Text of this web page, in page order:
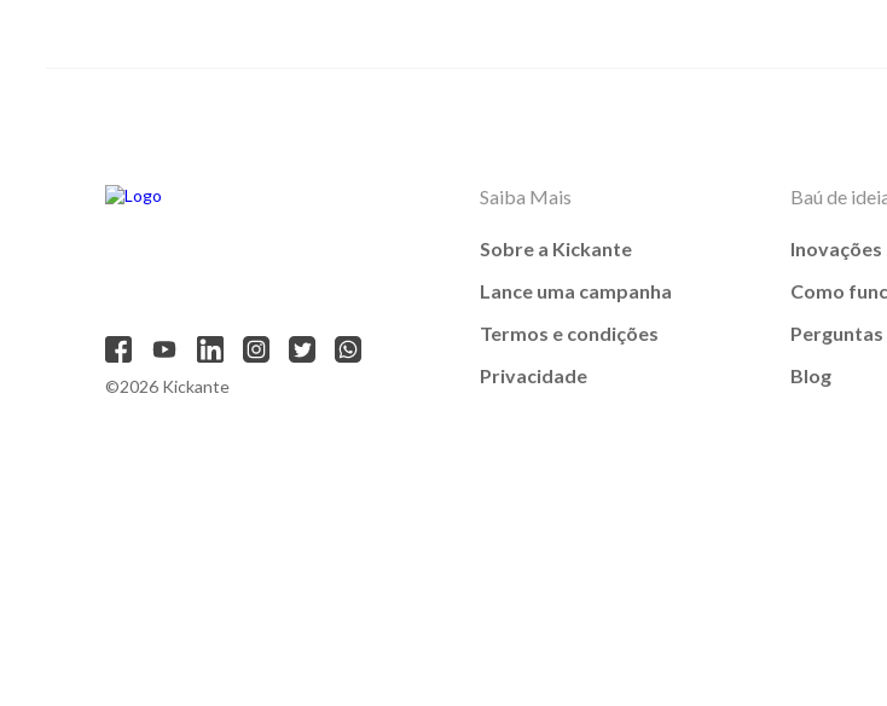
©2026 Kickante
Saiba Mais
Sobre a Kickante
Lance uma campanha
Termos e condições
Privacidade
Baú de
Inovações
Como
Blog